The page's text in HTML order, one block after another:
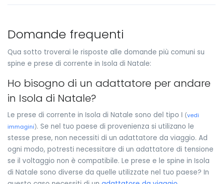
Domande frequenti
Qua sotto troverai le risposte alle domande più comuni su
spine e prese di corrente in Isola di Natale:
Ho bisogno di un adattatore per andare
in Isola di Natale?
Le prese di corrente in Isola di Natale sono del tipo I (vedi
immagini). Se nel tuo paese di provenienza si utilizano le
stesse prese, non necessiti di un adattatore da viaggio. Ad
ogni modo, potresti necessitare di un adattatore di tensione
se il voltaggio non è compatibile. Le prese e le spine in Isola
di Natale sono diverse da quelle utilizzate nel tuo paese? In